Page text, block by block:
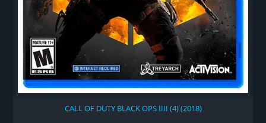
CALL OF DUTY BLACK OPS IIII (4) (2018)